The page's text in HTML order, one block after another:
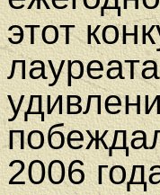
этот
2006